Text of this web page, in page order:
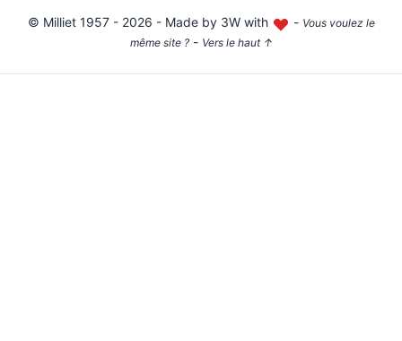
© Milliet1957 - 2026 - Made by 3W with - Vous voulez le
même site ?- Vers le haut ↑